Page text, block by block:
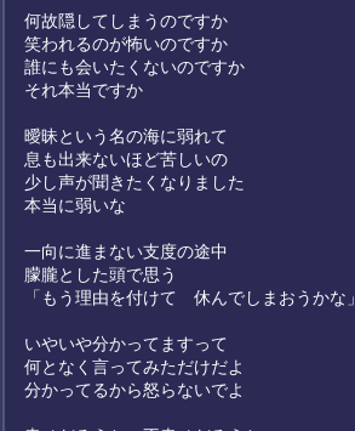
何故隠してしまうのですか
笑われるのが怖いのですか
誰にも会いたくないのですか
それ本当ですか
曖昧という名の海に弱れて
息も出来ないほど苦しいの
少し声が聞きたくなりました
本当に弱いな
一向に進まない支度の途中
朦朧とした頭で思う
「もう理由を付けて 休んでしまおうかな」
いやいや分かってますって
何となく言ってみただけだよ
分かってるから怒らないでよ